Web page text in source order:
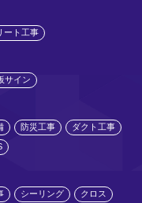
ート工事
サイン
防災工事 ダクト工事
シーリング クロス